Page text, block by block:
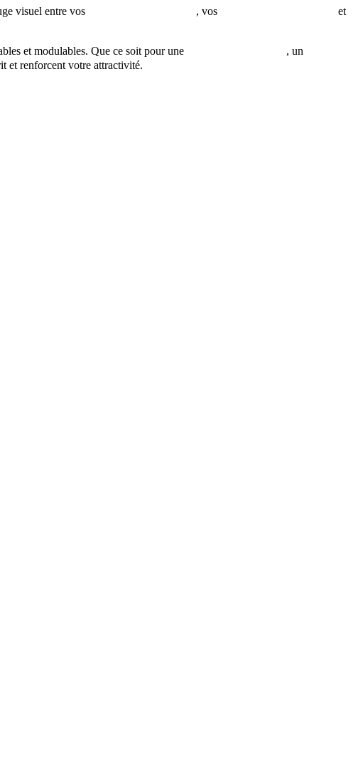
visuel entre vos , vos
et
et modulables. Que ce soit pour une , un
et renforcent votre attractivité.